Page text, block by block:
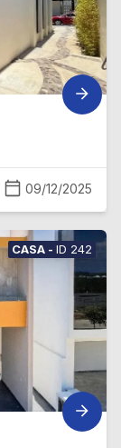
09/12/2025
CASA - ID 242